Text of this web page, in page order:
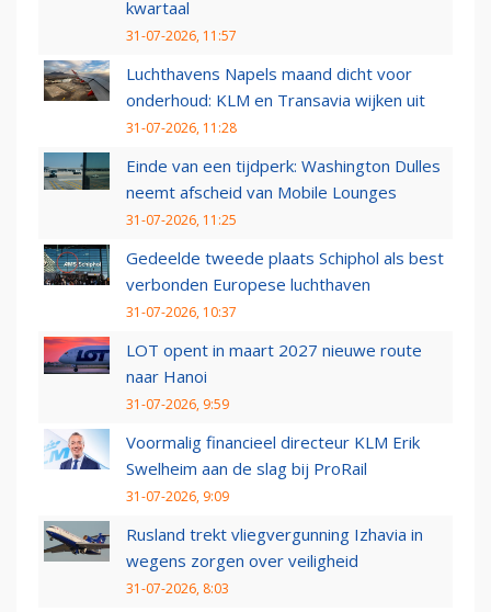
kwartaal
31-07-2026, 11:57
Luchthavens Napels maand dicht voor
onderhoud: KLM en Transavia wijken uit
31-07-2026, 11:28
Einde van een tijdperk: Washington Dulles
neemt afscheid van Mobile Lounges
31-07-2026, 11:25
Gedeelde tweede plaats Schiphol als best
verbonden Europese luchthaven
31-07-2026, 10:37
LOT opent in maart 2027 nieuwe route
naar Hanoi
31-07-2026, 9:59
Voormalig financieel directeur KLM Erik
Swelheim aan de slag bij ProRail
31-07-2026, 9:09
Rusland trekt vliegvergunning Izhavia in
wegens zorgen over veiligheid
31-07-2026, 8:03